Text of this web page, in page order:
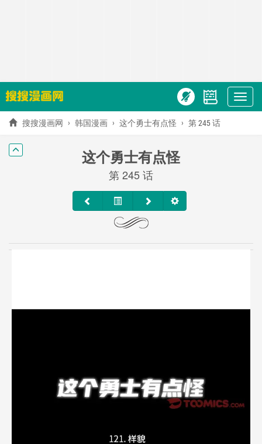
Show
menu
搜搜漫画网 韩国漫画 这个勇士有点怪 第 245 话
这个勇士有点怪
第 245 话